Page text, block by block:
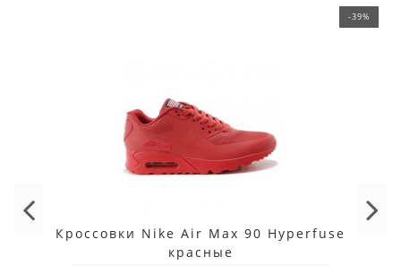
-39%
Кроссовки Nike Air Max 90 Hyperfuse
красные